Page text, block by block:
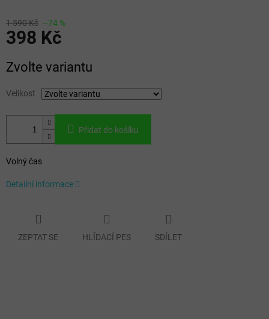
1 590 Kč –74 %
398 Kč
cena:
Zvolte variantu
Velikost
Přidat do košíku
Volný čas
Detailní informace
ZEPTAT SE HLÍDACÍ PES SDÍLET